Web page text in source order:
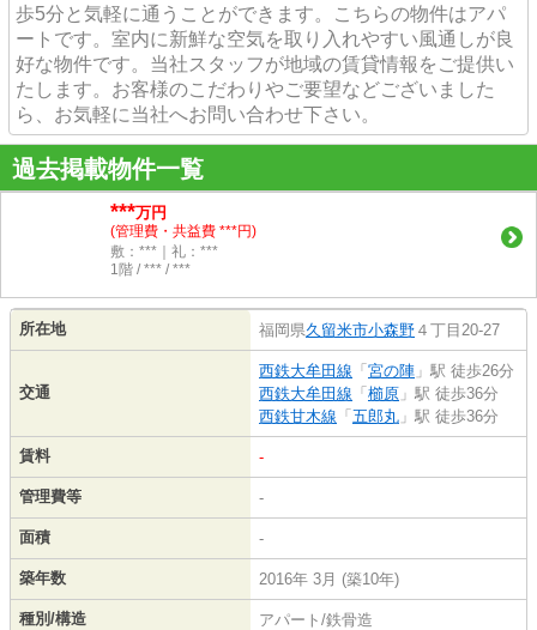
歩5分と気軽に通うことができます。こちらの物件はアパ
ートです。室内に新鮮な空気を取り入れやすい風通しが良
好な物件です。当社スタッフが地域の賃貸情報をご提供い
たします。お客様のこだわりやご要望などございました
ら、お気軽に当社へお問い合わせ下さい。
過去掲載物件一覧
***万円
(管理費・共益費 ***円)
敷：***｜礼：***
1階 / *** / ***
所在地 福岡県久留米市小森野 ４丁目20-27
交通
西鉄大牟田線 「 宮の陣 」駅 徒歩26分
西鉄大牟田線 「 櫛原 」駅 徒歩36分
西鉄甘木線 「 五郎丸 」駅 徒歩36分
賃料 -
管理費等 -
面積 -
築年数 2016年 3月 (築10年)
種別/構造 アパート/鉄骨造